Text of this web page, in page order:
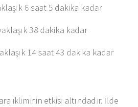
6 saat 5 dakika kadar
38 dakika kadar
14 saat 43 dakika kadar
ikliminin etkisi altındadır. İlde